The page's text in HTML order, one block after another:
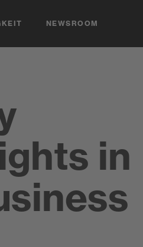
NEWSROOM
in